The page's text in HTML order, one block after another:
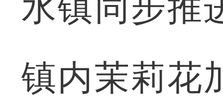
水镇同步推
镇内茉莉花